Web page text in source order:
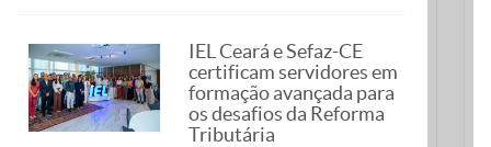
IEL Ceará e Sefaz-CE
certificam servidores em
formação avançada para
os desafios da Reforma
Tributária